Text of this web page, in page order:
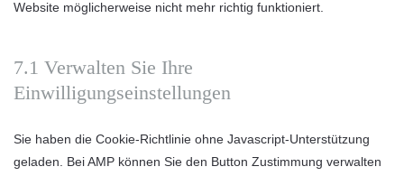
Website möglicherweise nicht mehr richtig funktioniert.
7.1 Verwalten Sie Ihre
Einwilligungseinstellungen
Sie haben die Cookie-Richtlinie ohne Javascript-Unterstützung
geladen. Bei AMP können Sie den Button Zustimmung verwalten